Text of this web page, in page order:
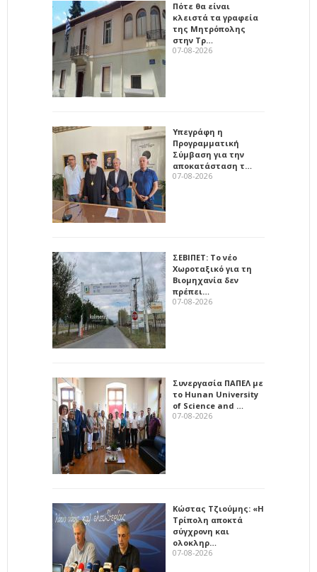
Πότε θα είναι
κλειστά τα γραφεία
της Μητρόπολης
στην Τρ…
07-08-2026
Υπεγράφη η
Προγραμματική
Σύμβαση για την
αποκατάσταση τ…
07-08-2026
ΣΕΒΙΠΕΤ: Το νέο
Χωροταξικό για τη
Βιομηχανία δεν
πρέπει…
07-08-2026
Συνεργασία ΠΑΠΕΛ με
το Hunan University
of Science and …
07-08-2026
Κώστας Τζιούμης: «Η
Τρίπολη αποκτά
σύγχρονη και
ολοκληρ…
07-08-2026